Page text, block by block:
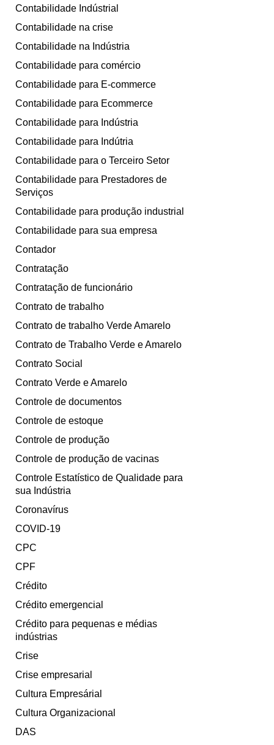
Contabilidade Indústrial
Contabilidade na crise
Contabilidade na Indústria
Contabilidade para comércio
Contabilidade para E-commerce
Contabilidade para Ecommerce
Contabilidade para Indústria
Contabilidade para Indútria
Contabilidade para o Terceiro Setor
Contabilidade para Prestadores de
Serviços
Contabilidade para produção industrial
Contabilidade para sua empresa
Contador
Contratação
Contratação de funcionário
Contrato de trabalho
Contrato de trabalho Verde Amarelo
Contrato de Trabalho Verde e Amarelo
Contrato Social
Contrato Verde e Amarelo
Controle de documentos
Controle de estoque
Controle de produção
Controle de produção de vacinas
Controle Estatístico de Qualidade para
sua Indústria
Coronavírus
COVID-19
CPC
CPF
Crédito
Crédito emergencial
Crédito para pequenas e médias
indústrias
Crise
Crise empresarial
Cultura Empresárial
Cultura Organizacional
DAS